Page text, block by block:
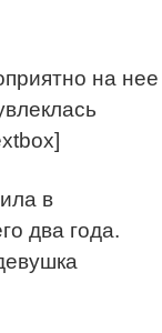
на нее
в
два года.